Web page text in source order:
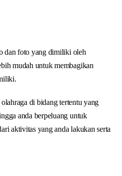
dan foto yang dimiliki oleh
mudah untuk membagikan
di bidang tertentu yang
anda berpeluang untuk
aktivitas yang anda lakukan serta